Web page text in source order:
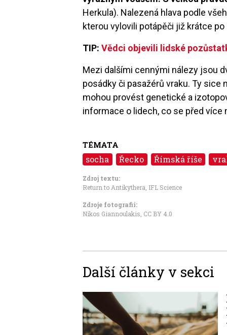
Herkula). Nalezená hlava podle
kterou vylovili potápěči již krátce
TIP:Vědci objevili lidské
Mezi dalšími cennými nálezy jsou
posádky či pasažérů vraku. Ty
mohou provést genetické a
informace o lidech, co se před
TÉMATA
socha Řecko Římská říše
Zdroj textu:
Return to Antikythera IFL Science
Zdroje fotografii:
Nikos Giannoulakis CC BY 4.0
Další články v sekci
Image